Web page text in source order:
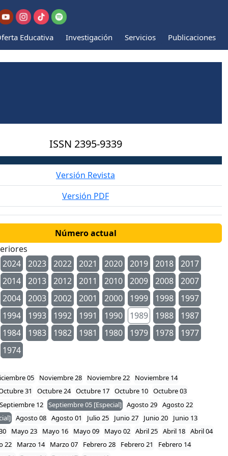
Educativa Investigación Servicios Publicaciones
ISSN 2395-9339
Versión Revista
Versión PDF
Número actual
2024 2023 2022 2021 2020 2019 2018
2017
2014 2013 2012 2011 2010 2009 2008
2007
2004 2003 2002 2001 2000 1999 1998
1997
1994 1993 1992 1991 1990 1989 1988
1987
1984 1983 1982 1981 1980 1979 1978
1977
1974
05 Noviembre 28 Noviembre 22
Noviembre 14
31 Octubre 24 Octubre 17 Octubre 10 Octubre 03
Septiembre 12 Septiembre 05 [Especial] Agosto 29 Agosto 22
Agosto 08 Agosto 01 Julio 25 Junio 27 Junio 20
Junio 13
Mayo 23 Mayo 16 Mayo 09 Mayo 02 Abril 25 Abril 18 Abril 04
22 Marzo 14 Marzo 07 Febrero 28 Febrero 21
Febrero 14